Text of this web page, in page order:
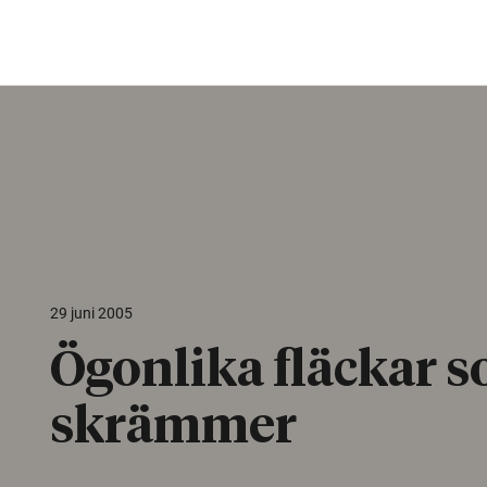
29 juni 2005
Ögonlika fläckar
skrämmer